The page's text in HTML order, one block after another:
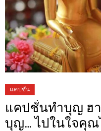
แคปชั่น
แคปชั่นทำบุญ ฮา
บุญ… ไปในใจคุณ